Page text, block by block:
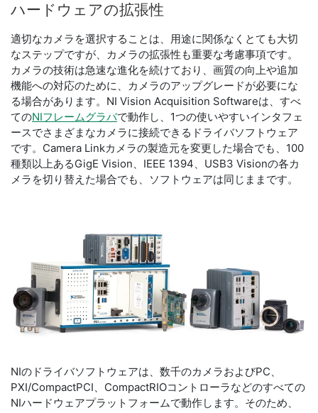
ハードウェアの拡張性
適切なカメラを選択することは、用途に関係なくとても大切
なステップですが、カメラの拡張性も重要な考慮事項です。
カメラの技術は急速な進化を続けており、画質の向上や追加
機能への対応のために、カメラのアップグレードが必要にな
る場合があります。NI Vision Acquisition Softwareは、すべ
てのNIフレームグラバで動作し、1つの使いやすいインタフェ
ースでさまざまなカメラに接続できるドライバソフトウェア
です。Camera Linkカメラの製造元を変更した場合でも、100
種類以上あるGigE Vision、IEEE 1394、USB3 Visionの各カ
メラを切り替えた場合でも、ソフトウェアは同じままです。
NIのドライバソフトウェアは、数千のカメラおよびPC、
PXI/CompactPCI、CompactRIOコントローラなどのすべての
NIハードウェアプラットフォームで動作します。そのため、